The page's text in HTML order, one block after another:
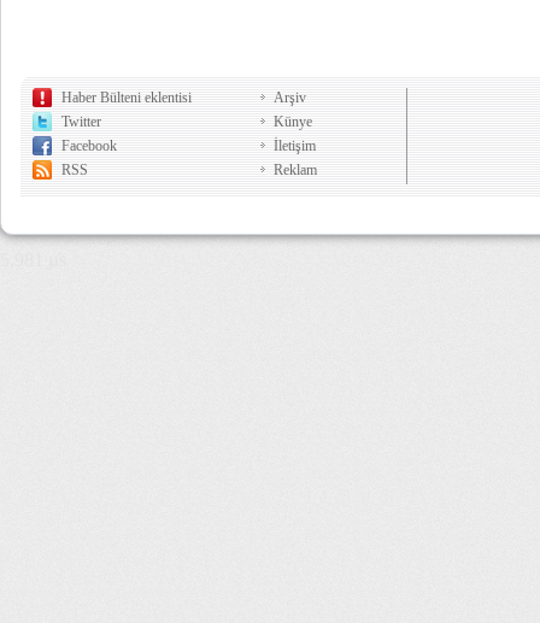
Haber Bülteni eklentisi
Twitter
Facebook
RSS
Arşiv
Künye
İletişim
Reklam